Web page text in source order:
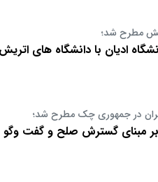
مطرح شد؛
ادیان با دانشگاه های
در جمهوری چک مطرح شد؛
مبنای گسترش صلح و گفت